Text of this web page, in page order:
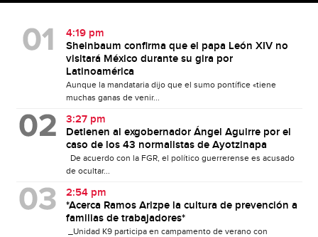
4:19 pm
Sheinbaum confirma que el papa León XIV no
visitará México durante su gira por
Latinoamérica
Aunque la mandataria dijo que el sumo pontífice «tiene
muchas ganas de venir...
3:27 pm
Detienen al exgobernador Ángel Aguirre por el
caso de los 43 normalistas de Ayotzinapa
De acuerdo con la FGR, el político guerrerense es acusado
de ocultar...
2:54 pm
*Acerca Ramos Arizpe la cultura de prevención a
familias de trabajadores*
_Unidad K9 participa en campamento de verano con